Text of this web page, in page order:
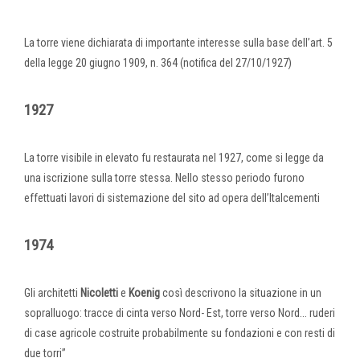
La torre viene dichiarata di importante interesse sulla base dell’art. 5
della legge 20 giugno 1909, n. 364 (notifica del 27/10/1927)
1927
La torre visibile in elevato fu restaurata nel 1927, come si legge da
una iscrizione sulla torre stessa. Nello stesso periodo furono
effettuati lavori di sistemazione del sito ad opera dell’Italcementi
1974
Gli architetti Nicolettie Koenigcosì descrivono la situazione in un
sopralluogo: tracce di cinta verso Nord- Est, torre verso Nord... ruderi
di case agricole costruite probabilmente su fondazioni e con resti di
due torri”